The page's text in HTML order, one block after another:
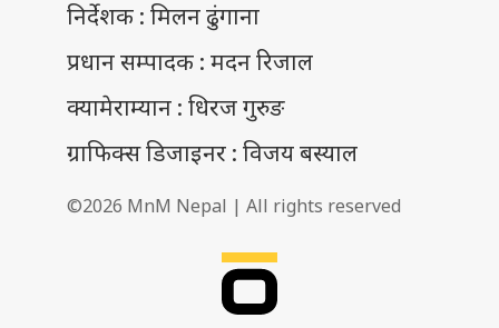
निर्देशक : मिलन ढुंगाना
प्रधान सम्पादक : मदन रिजाल
क्यामेराम्यान : धिरज गुरुङ
ग्राफिक्स डिजाइनर : विजय बस्याल
©2026 MnM Nepal | All rights reserved